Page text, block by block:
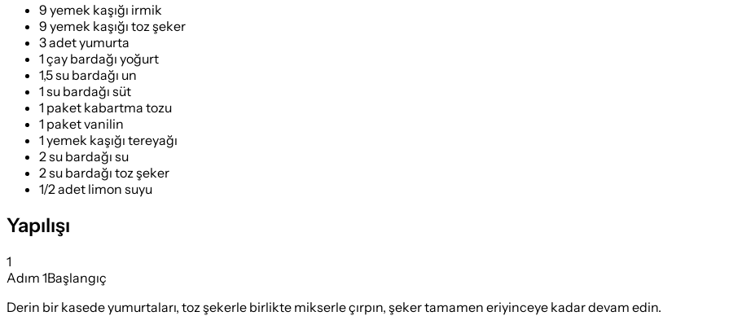
9 yemek kaşığı irmik
9 yemek kaşığı toz şeker
3 adet yumurta
1 çay bardağı yoğurt
1,5 su bardağı un
1 su bardağı süt
1 paket kabartma tozu
1 paket vanilin
1 yemek kaşığı tereyağı
2 su bardağı su
2 su bardağı toz şeker
1/2 adet limon suyu
Yapılışı
1
Adım 1Başlangıç
Derin bir kasede yumurtaları, toz şekerle birlikte mikserle çırpın, şeker tamamen eriyinceye kadar devam edin.